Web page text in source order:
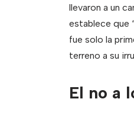
llevaron a un
establece que
fue solo la
terreno a su
El no a